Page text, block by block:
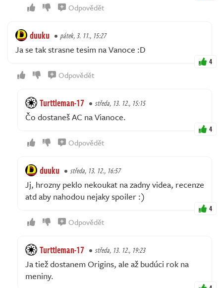
Odpovědět
duuku pátek, 3. 11., 15:27
Ja se tak strasne tesim na Vanoce :D
4
Odpovědět
Turttleman-17 středa, 13. 12., 15:15
Čo dostaneš AC na Vianoce.
4
Odpovědět
duuku středa, 13. 12., 16:57
Jj, hrozny peklo nekoukat na zadny videa, recenze
atd aby nahodou nejaky spoiler :)
4
Odpovědět
Turttleman-17 středa, 13. 12., 19:23
Ja tiež dostanem Origins, ale až budúci rok na
meniny.